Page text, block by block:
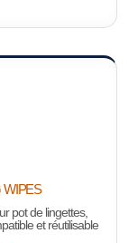
WIPES
pot de lingettes,
et réutilisable